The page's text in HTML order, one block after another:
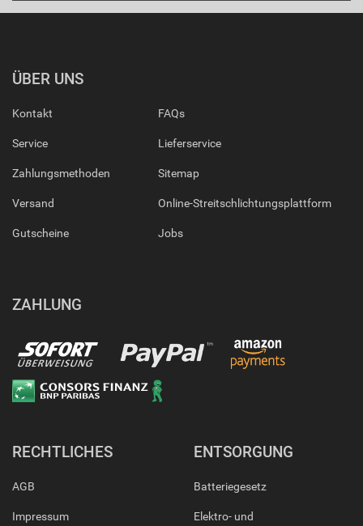
ÜBER UNS
Kontakt
Service
Zahlungsmethoden
Versand
Gutscheine
FAQs
Lieferservice
Sitemap
Online-Streitschlichtungsplattform
Jobs
ZAHLUNG
RECHTLICHES
AGB
Impressum
ENTSORGUNG
Batteriegesetz
Elektro- und